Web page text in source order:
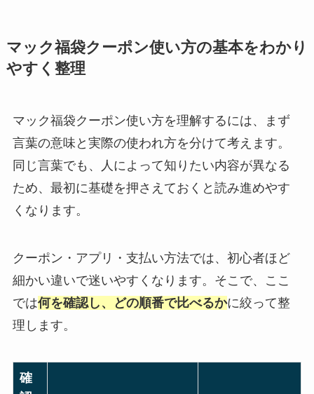
マック福袋クーポン使い方の基本をわかり
やすく整理
マック福袋クーポン使い方を理解するには、まず
言葉の意味と実際の使われ方を分けて考えます。
同じ言葉でも、人によって知りたい内容が異なる
ため、最初に基礎を押さえておくと読み進めやす
くなります。
クーポン・アプリ・支払い方法では、初心者ほど
細かい違いで迷いやすくなります。そこで、ここ
では何を確認し、どの順番で比べるかに絞って整
理します。
確